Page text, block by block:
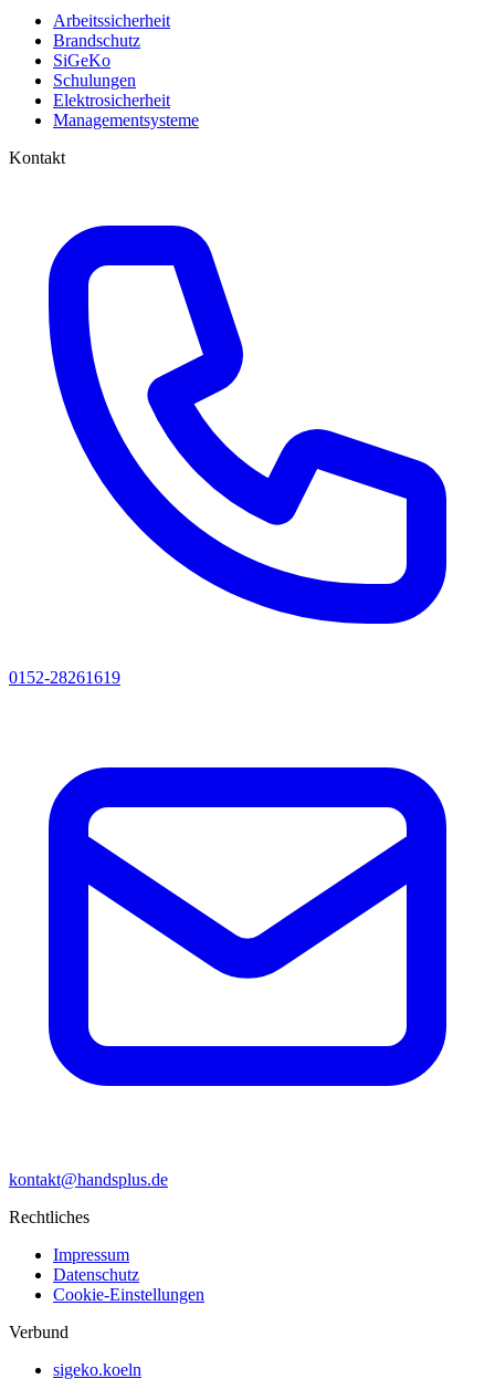
Arbeitssicherheit
Brandschutz
SiGeKo
Schulungen
Elektrosicherheit
Managementsysteme
Kontakt
0152-28261619
kontakt@handsplus.de
Rechtliches
Impressum
Datenschutz
Cookie-Einstellungen
Verbund
sigeko.koeln